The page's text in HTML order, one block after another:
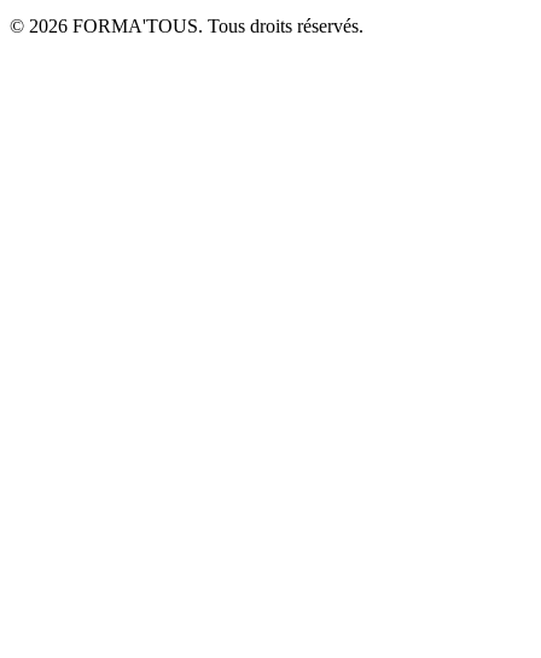
© 2026 FORMA'TOUS. Tous droits réservés.